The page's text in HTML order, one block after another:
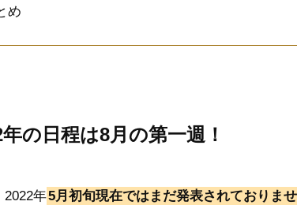
め
の日程は8月の第一週！
2022年5月初旬現在ではまだ発表されておりま